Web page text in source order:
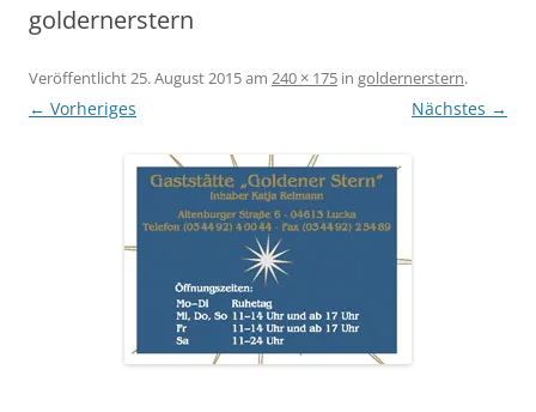
goldernerstern
Veröffentlicht25. August 2015am 240 × 175 in goldernerstern.
← Vorheriges Nächstes →